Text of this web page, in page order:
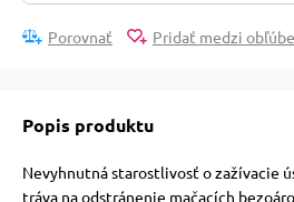
psov
Porovnať Pridať medzi
Popis produktu
Nevyhnutná starostlivosť o zažívacie
tráva na odstránenie mačacích